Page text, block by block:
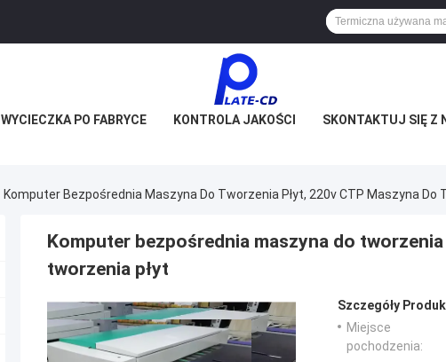
WYCIECZKA PO FABRYCE KONTROLA JAKOŚCI SKONTAKTUJ SIĘ Z
Komputer Bezpośrednia Maszyna Do Tworzenia Płyt, 220v CTP Maszyna Do
Komputer bezpośrednia maszyna do
tworzenia płyt
Szczegóły
Miejsce
pochodzenia: